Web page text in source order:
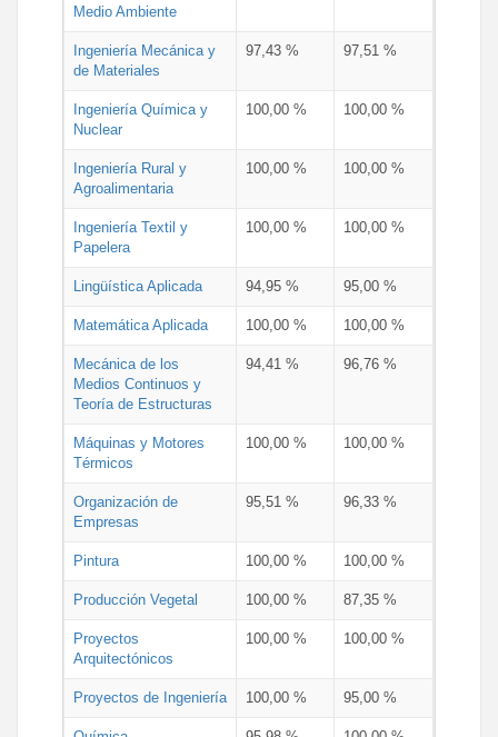
Medio Ambiente
Ingeniería Mecánica y
de Materiales
97,43 % 97,51 %
Ingeniería Química y
Nuclear
100,00 % 100,00 %
Ingeniería Rural y
Agroalimentaria
100,00 % 100,00 %
Ingeniería Textil y
Papelera
100,00 % 100,00 %
Lingüística Aplicada 94,95 % 95,00 %
Matemática Aplicada 100,00 % 100,00 %
Mecánica de los
Medios Continuos y
Teoría de Estructuras
94,41 % 96,76 %
Máquinas y Motores
Térmicos
100,00 % 100,00 %
Organización de
Empresas
95,51 % 96,33 %
Pintura 100,00 % 100,00 %
Producción Vegetal 100,00 % 87,35 %
Proyectos
Arquitectónicos
100,00 % 100,00 %
Proyectos de Ingeniería 100,00 % 95,00 %